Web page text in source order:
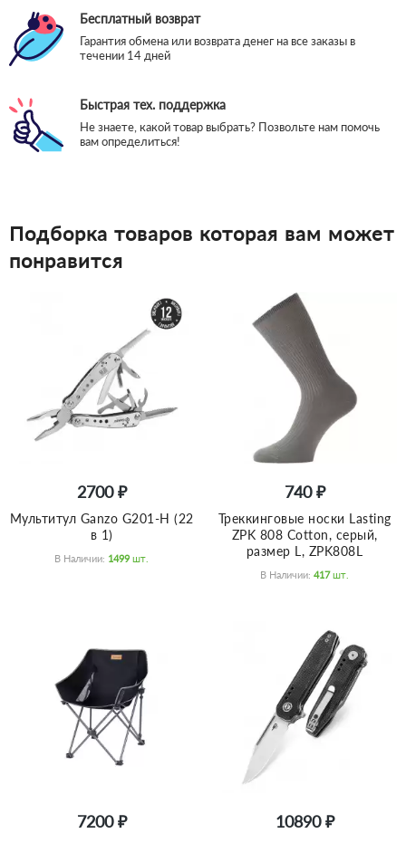
Бесплатный возврат
Гарантия обмена или возврата денег на все заказы в
течении 14 дней
Быстрая тех. поддержка
Не знаете, какой товар выбрать? Позвольте нам помочь
вам определиться!
Подборка товаров которая вам может
понравится
2700 ₽
Мультитул Ganzo G201-H (22
в 1)
В Наличии: 1499 Шт.
740 ₽
Треккинговые носки Lasting
ZPK 808 Cotton, серый,
размер L, ZPK808L
В Наличии: 417 Шт.
7200 ₽ 10890 ₽